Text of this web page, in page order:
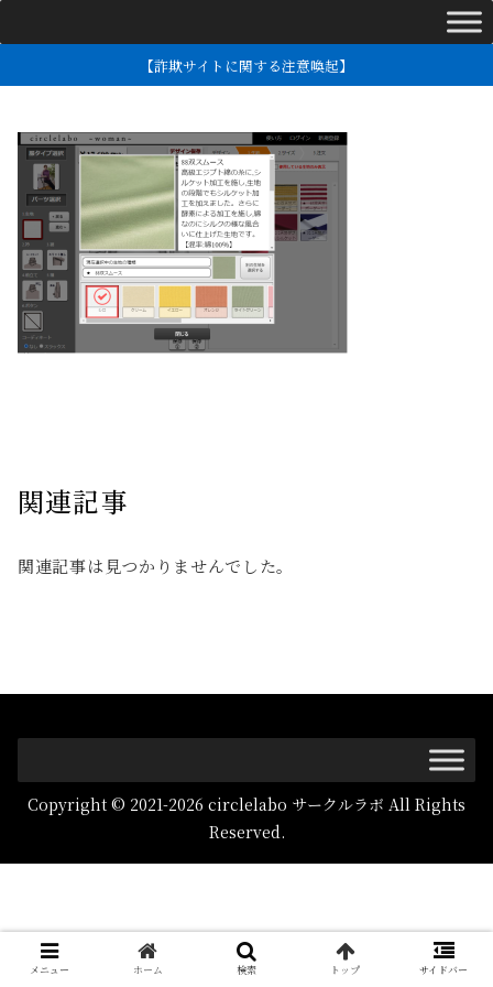
【詐欺サイトに関する注意喚起】
関連記事
関連記事は見つかりませんでした。
Copyright © 2021-2026 circlelabo サークルラボ All Rights
Reserved.
メニュー ホーム 検索 トップ サイドバー